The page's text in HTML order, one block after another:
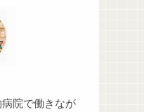
院で働きなが